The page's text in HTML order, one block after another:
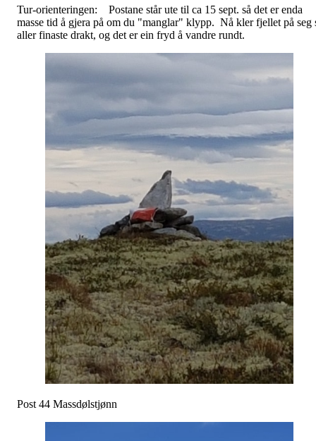
Tur-orienteringen: Postane står ute til ca 15 sept. så det er enda
masse tid å gjera på om du "manglar" klypp. Nå kler fjellet på seg
aller finaste drakt, og det er ein fryd å vandre rundt.
Post 44 Massdølstjønn